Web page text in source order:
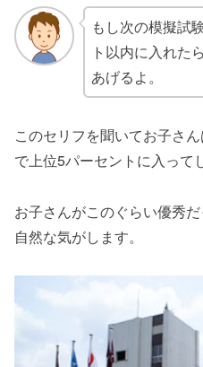
もし次の模擬試
ト以内に入れた
あげるよ。
このセリフを聞いてお子さ
で上位5パーセントに入って
お子さんがこのぐらい優秀
自然な気がします。